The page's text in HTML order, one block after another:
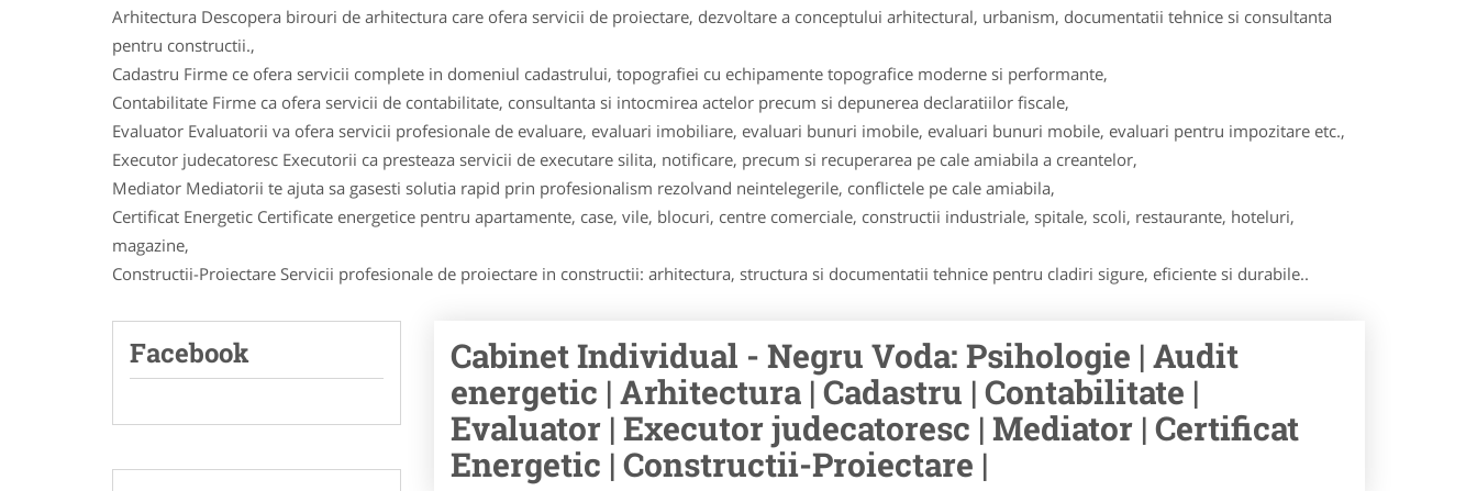
Arhitectura Descopera birouri de arhitectura care ofera servicii de proiectare, dezvoltare a conceptului arhitectural, urbanism, documentatii tehnice si consultanta
pentru constructii.,
Cadastru Firme ce ofera servicii complete in domeniul cadastrului, topografiei cu echipamente topografice moderne si performante,
Contabilitate Firme ca ofera servicii de contabilitate, consultanta si intocmirea actelor precum si depunerea declaratiilor fiscale,
Evaluator Evaluatorii va ofera servicii profesionale de evaluare, evaluari imobiliare, evaluari bunuri imobile, evaluari bunuri mobile, evaluari pentru impozitare etc.,
Executor judecatoresc Executorii ca presteaza servicii de executare silita, notificare, precum si recuperarea pe cale amiabila a creantelor,
Mediator Mediatorii te ajuta sa gasesti solutia rapid prin profesionalism rezolvand neintelegerile, conflictele pe cale amiabila,
Certificat Energetic Certificate energetice pentru apartamente, case, vile, blocuri, centre comerciale, constructii industriale, spitale, scoli, restaurante, hoteluri,
magazine,
Constructii-Proiectare Servicii profesionale de proiectare in constructii: arhitectura, structura si documentatii tehnice pentru cladiri sigure, eficiente si durabile..
Facebook
Cabinet Individual - Negru Voda: Psihologie | Audit
energetic | Arhitectura | Cadastru | Contabilitate |
Evaluator | Executor judecatoresc | Mediator | Certificat
Energetic | Constructii-Proiectare |